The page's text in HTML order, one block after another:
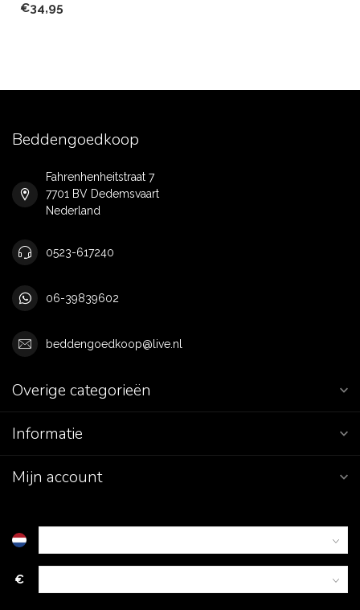
€34,95
Beddengoedkoop
Fahrenhenheitstraat 7
7701 BV Dedemsvaart
Nederland
0523-617240
06-39839602
beddengoedkoop@live.nl
Overige categorieën
Informatie
Mijn account
€